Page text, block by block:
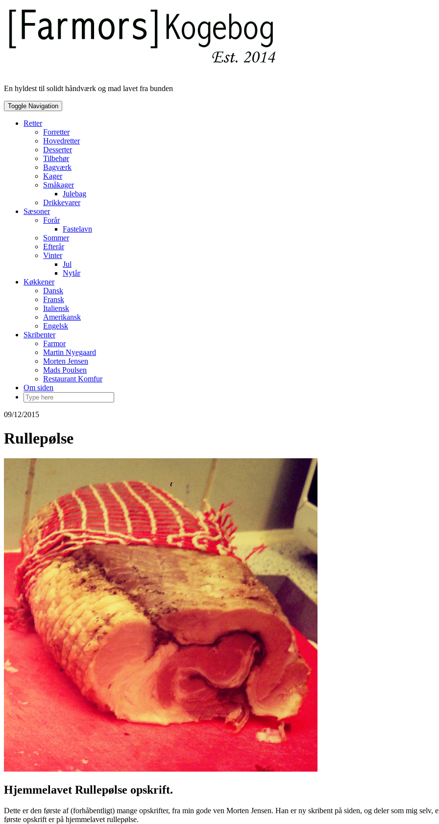
Skip
content
En hyldest til solidt håndværk og mad lavet fra bunden
Toggle Navigation
Retter
Forretter
Hovedretter
Desserter
Tilbehør
Bagværk
Kager
Småkager
Julebag
Drikkevarer
Sæsoner
Forår
Fastelavn
Sommer
Efterår
Vinter
Jul
Nytår
Køkkener
Dansk
Fransk
Italiensk
Amerikansk
Engelsk
Skribenter
Farmor
Martin Nyegaard
Morten Jensen
Mads Poulsen
Restaurant Komfur
Om siden
09/12/2015
Rullepølse
Hjemmelavet Rullepølse opskrift.
Dette er den første af (forhåbentligt) mange opskrifter, fra min gode ven Morten Jensen. Han er ny skribent på siden, og deler som mig selv,
første opskrift er på hjemmelavet rullepølse.